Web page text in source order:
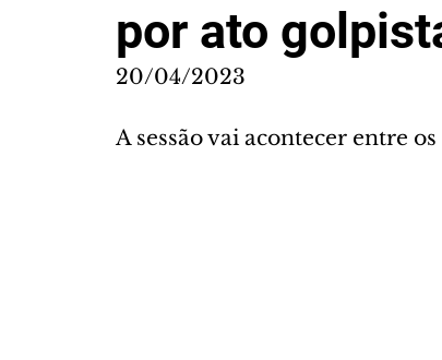
por ato
20/04/2023
A sessão vai acontecer entre